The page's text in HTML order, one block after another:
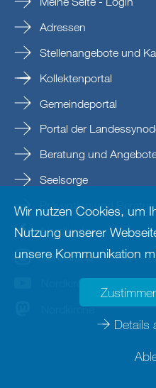
Adressen
Stellenangebote und
Kollektenportal
Gemeindeportal
Portal der
Beratung und
Seelsorge
Prävention und
Nordkirche
nordkirche
Nordkirche
Nordkirche
Wir nutzen Cookies, um
Nutzung unserer
unsere Kommunikation
Details